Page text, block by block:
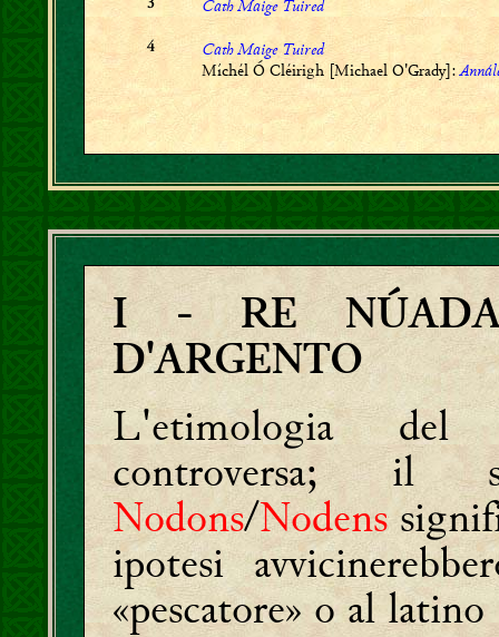
3 Cath Maige Tuired
4
Cath Maige Tuired
Míchél Ó Cléirigh [Michael O'Grady]:
I- RE
D'ARGENTO
L'etimologia
controversa; il
Nodons/Nodens
ipotesi
«pescatore» o al latino